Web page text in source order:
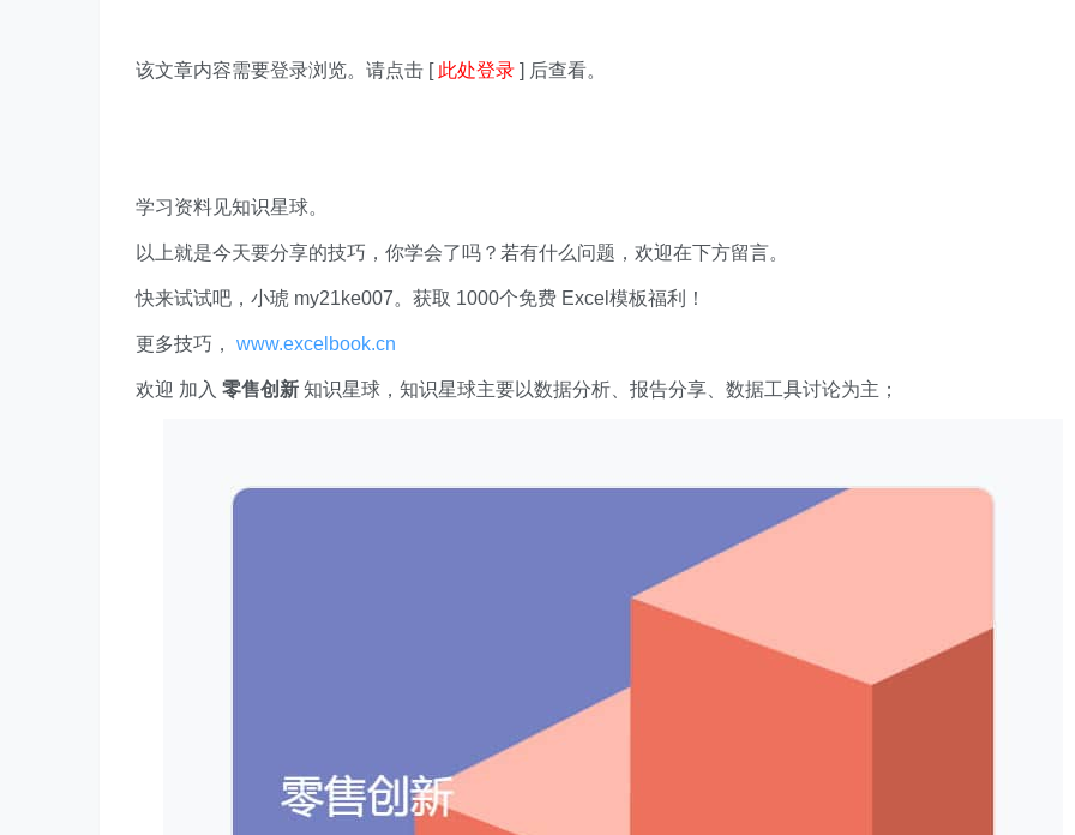
该文章内容需要登录浏览。请点击 [ 此处登录 ] 后查看。
学习资料见知识星球。
以上就是今天要分享的技巧，你学会了吗？若有什么问题，欢迎在下方留言。
快来试试吧，小琥 my21ke007。获取 1000个免费 Excel模板福利​​​​！
更多技巧， www.excelbook.cn
欢迎 加入 零售创新 知识星球，知识星球主要以数据分析、报告分享、数据工具讨论为主；